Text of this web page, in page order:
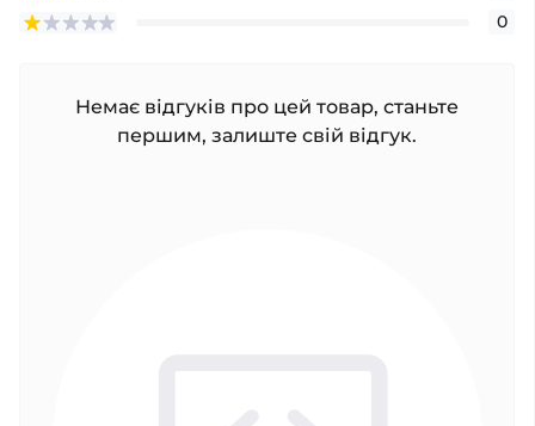
0
Немає відгуків про цей товар, станьте
першим, залиште свій відгук.